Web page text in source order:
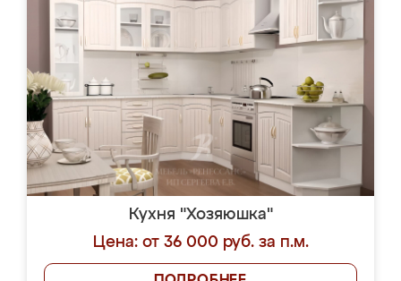
Кухня "Хозяюшка"
Цена: от 36 000 руб. за п.м.